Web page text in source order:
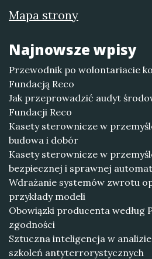
Mapa strony
Najnowsze wpisy
Przewodnik po wolontariacie
Fundacją Reco
Jak przeprowadzić audyt
Fundacji Reco
Kasety sterownicze w
budowa i dobór
Kasety sterownicze w
bezpiecznej i sprawnej
Wdrażanie systemów zwrotu
przykłady modeli
Obowiązki producenta według
zgodności
Sztuczna inteligencja w
szkoleń antyterrorystycznych